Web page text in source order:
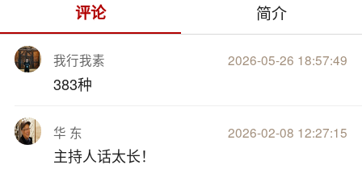
评论 简介
我行我素 2026-05-26 18:57:49
383种
华 东 2026-02-08 12:27:15
主持人话太长！